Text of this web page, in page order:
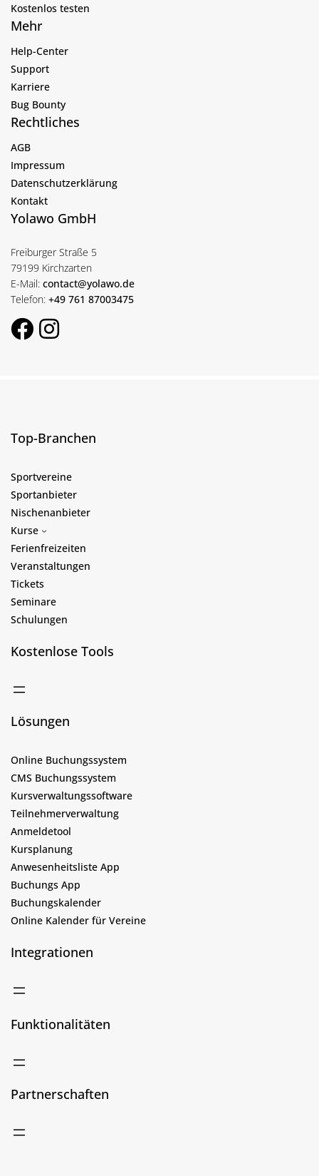
Kostenlos testen
Mehr
Help-Center
Support
Karriere
Bug Bounty
Rechtliches
AGB
Impressum
Datenschutzerklärung
Kontakt
Yolawo GmbH
Freiburger Straße 5
79199 Kirchzarten
E-Mail: contact@yolawo.de
Telefon: +49 761 87003475
Top-Branchen
Sportvereine
Sportanbieter
Nischenanbieter
Kurse
Ferienfreizeiten
Veranstaltungen
Tickets
Seminare
Schulungen
Kostenlose Tools
Lösungen
Online Buchungssystem
CMS Buchungssystem
Kursverwaltungssoftware
Teilnehmerverwaltung
Anmeldetool
Kursplanung
Anwesenheitsliste App
Buchungs App
Buchungskalender
Online Kalender für Vereine
Integrationen
Funktionalitäten
Partnerschaften